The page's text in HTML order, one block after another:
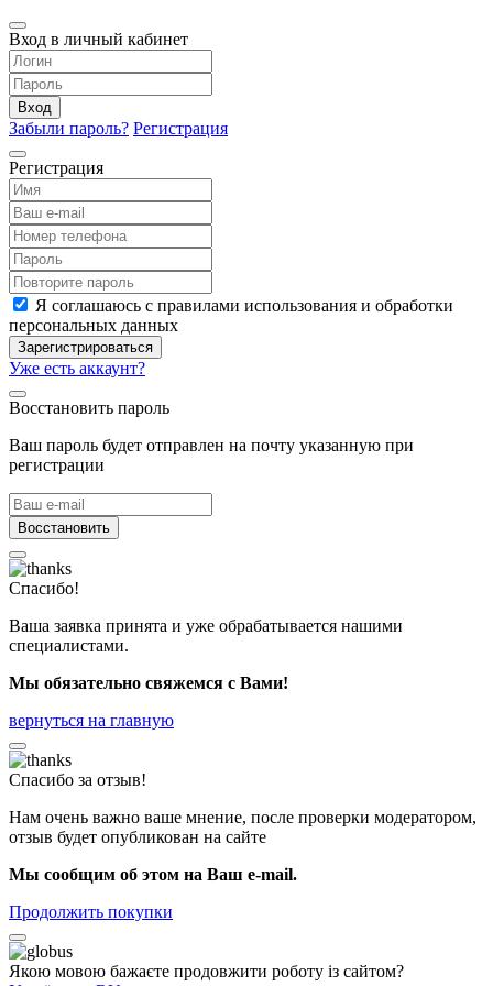
Вход в личный кабинет
Вход
Забыли пароль? Регистрация
Регистрация
Я соглашаюсь с правилами использования и обработки
персональных данных
Зарегистрироваться
Уже есть аккаунт?
Восстановить пароль
Ваш пароль будет отправлен на почту указанную при
регистрации
Восстановить
Спасибо!
Ваша заявка принята и уже обрабатывается нашими
специалистами.
Мы обязательно свяжемся с Вами!
вернуться на главную
Спасибо за отзыв!
Нам очень важно ваше мнение, после проверки модератором,
отзыв будет опубликован на сайте
Мы сообщим об этом на Ваш e-mail.
Продолжить покупки
Якою мовою бажаєте продовжити роботу із сайтом?